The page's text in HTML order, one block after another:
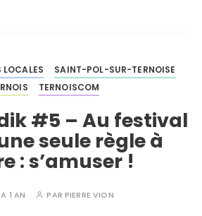
LOCALES
SAINT-POL-SUR-TERNOISE
TERNOISCOM
#5 – Au festival
seule règle à
: s’amuser !
1 AN PARPIERRE VION